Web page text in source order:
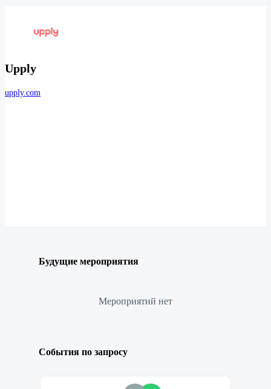
Upply
upply.com
Будущие мероприятия
Мероприятий нет
События по запросу